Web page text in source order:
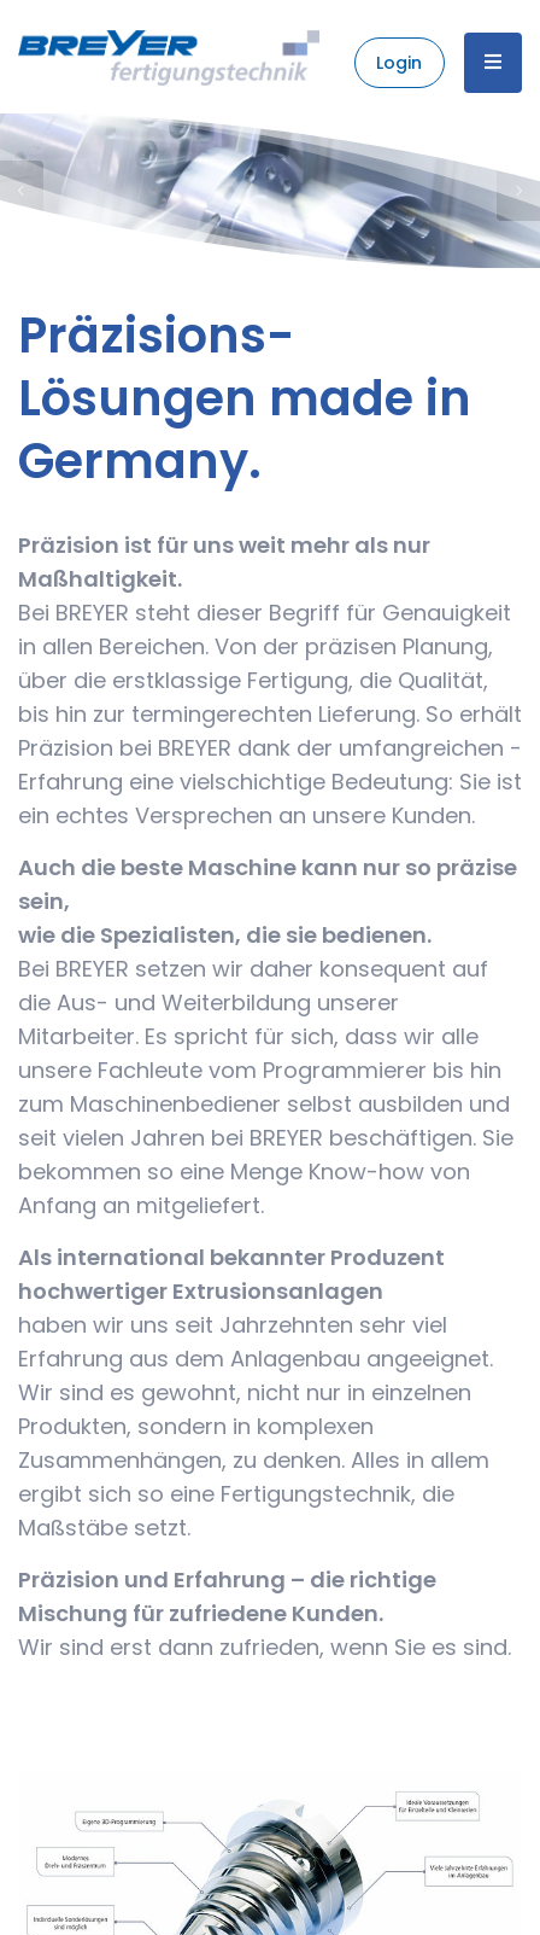
Login
Präzisions-
Lösungen made in
Germany.
Präzision ist für uns weit mehr als nur
Maßhaltigkeit.
Bei BREYER steht dieser Begriff für Genauigkeit
in allen Bereichen. Von der präzisen Planung,
über die erstklassige Fertigung, die Qualität,
bis hin zur termingerechten Lieferung. So erhält
Präzision bei BREYER dank der umfangreichen ­
Erfahrung eine vielschichtige Bedeutung: Sie ist
ein echtes Versprechen an unsere Kunden.
Auch die beste Maschine kann nur so präzise
sein,
wie die Spezialisten, die sie bedienen.
Bei BREYER setzen wir daher konsequent auf
die Aus- und Weiterbildung unserer
Mitarbeiter. Es spricht für sich, dass wir alle
unsere Fachleute vom Programmierer bis hin
zum Maschinen­bediener selbst ausbilden und
seit vielen Jahren bei BREYER beschäftigen. Sie
bekommen so eine Menge Know-how von
Anfang an mitgeliefert.
Als international bekannter Produzent
hochwertiger Extrusionsanlagen
haben wir uns seit Jahrzehnten sehr viel
Erfahrung aus dem Anlagenbau angeeignet.
Wir sind es gewohnt, nicht nur in einzelnen
Produkten, sondern in komplexen
Zusammenhängen, zu denken. Alles in allem
ergibt sich so eine Fertigungstechnik, die
Maßstäbe setzt.
Präzision und Erfahrung – die richtige
Mischung für zufriedene Kunden.
Wir sind erst dann zufrieden, wenn Sie es sind.